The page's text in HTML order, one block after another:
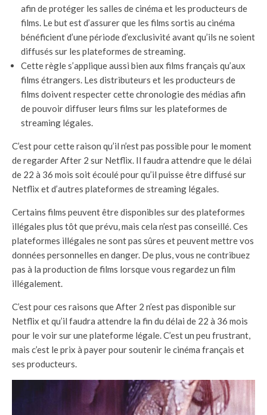
afin de protéger les salles de cinéma et les producteurs de
films. Le but est d’assurer que les films sortis au cinéma
bénéficient d’une période d’exclusivité avant qu’ils ne soient
diffusés sur les plateformes de streaming.
Cette règle s’applique aussi bien aux films français qu’aux
films étrangers. Les distributeurs et les producteurs de
films doivent respecter cette chronologie des médias afin
de pouvoir diffuser leurs films sur les plateformes de
streaming légales.
C’est pour cette raison qu’il n’est pas possible pour le moment
de regarder After 2 sur Netflix. Il faudra attendre que le délai
de 22 à 36 mois soit écoulé pour qu’il puisse être diffusé sur
Netflix et d’autres plateformes de streaming légales.
Certains films peuvent être disponibles sur des plateformes
illégales plus tôt que prévu, mais cela n’est pas conseillé. Ces
plateformes illégales ne sont pas sûres et peuvent mettre vos
données personnelles en danger. De plus, vous ne contribuez
pas à la production de films lorsque vous regardez un film
illégalement.
C’est pour ces raisons que After 2 n’est pas disponible sur
Netflix et qu’il faudra attendre la fin du délai de 22 à 36 mois
pour le voir sur une plateforme légale. C’est un peu frustrant,
mais c’est le prix à payer pour soutenir le cinéma français et
ses producteurs.